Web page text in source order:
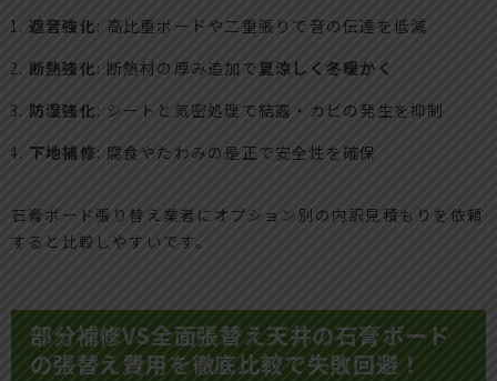
遮音強化: 高比重ボードや二重張りで音の伝達を低減
断熱強化: 断熱材の厚み追加で夏涼しく冬暖かく
防湿強化: シートと気密処理で結露・カビの発生を抑制
下地補修: 腐食やたわみの是正で安全性を確保
石膏ボード張り替え業者にオプション別の内訳見積もりを依頼
すると比較しやすいです。
部分補修VS全面張替え天井の石膏ボード
の張替え費用を徹底比較で失敗回避！